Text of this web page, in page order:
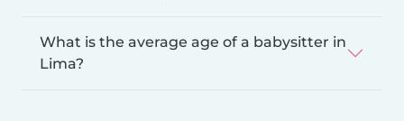
What is the average age of a babysitter in
Lima?